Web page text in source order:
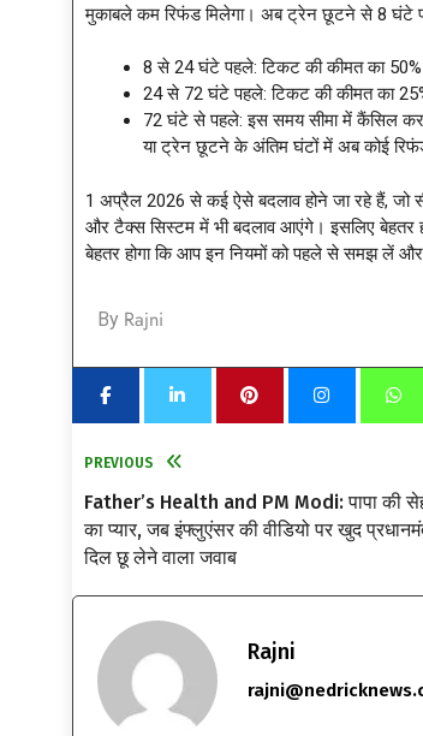
मुकाबले कम रिफंड मिलेगा। अब ट्रेन छूटने से 8 घंटे
8 से 24 घंटे पहले: टिकट की कीमत का 50%
24 से 72 घंटे पहले: टिकट की कीमत का
72 घंटे से पहले: इस समय सीमा में कैंसिल करने
या ट्रेन छूटने के अंतिम घंटों में अब कोई
1 अप्रैल 2026 से कई ऐसे बदलाव होने जा रहे हैं, जो
और टैक्स सिस्टम में भी बदलाव आएंगे। इसलिए बेहतर
बेहतर होगा कि आप इन नियमों को पहले से समझ लें और
By Rajni
PREVIOUS
Father’s Health and PM Modi: पापा की
का प्यार, जब इंफ्लुएंसर की वीडियो पर खुद
दिल छू लेने वाला जवाब
Rajni